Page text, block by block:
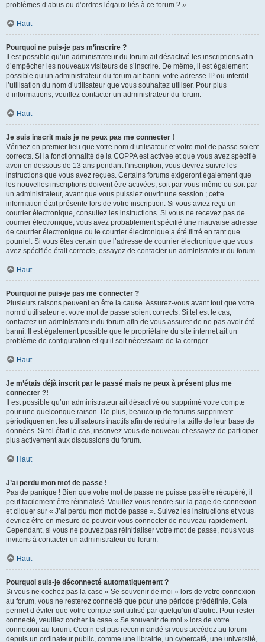
problèmes d’abus ou d’ordres légaux liés à ce forum ? ».
Haut
Pourquoi ne puis-je pas m’inscrire ?
Il est possible qu’un administrateur du forum ait désactivé les inscriptions afin
d’empêcher les nouveaux visiteurs de s’inscrire. De même, il est également
possible qu’un administrateur du forum ait banni votre adresse IP ou interdit
l’utilisation du nom d’utilisateur que vous souhaitez utiliser. Pour plus
d’informations, veuillez contacter un administrateur du forum.
Haut
Je suis inscrit mais je ne peux pas me connecter !
Vérifiez en premier lieu que votre nom d’utilisateur et votre mot de passe soient
corrects. Si la fonctionnalité de la COPPA est activée et que vous avez spécifié
avoir en dessous de 13 ans pendant l’inscription, vous devrez suivre les
instructions que vous avez reçues. Certains forums exigeront également que
les nouvelles inscriptions doivent être activées, soit par vous-même ou soit par
un administrateur, avant que vous puissiez ouvrir une session ; cette
information était présente lors de votre inscription. Si vous aviez reçu un
courrier électronique, consultez les instructions. Si vous ne recevez pas de
courrier électronique, vous avez probablement spécifié une mauvaise adresse
de courrier électronique ou le courrier électronique a été filtré en tant que
pourriel. Si vous êtes certain que l’adresse de courrier électronique que vous
avez spécifiée était correcte, essayez de contacter un administrateur du forum.
Haut
Pourquoi ne puis-je pas me connecter ?
Plusieurs raisons peuvent en être la cause. Assurez-vous avant tout que votre
nom d’utilisateur et votre mot de passe soient corrects. Si tel est le cas,
contactez un administrateur du forum afin de vous assurer de ne pas avoir été
banni. Il est également possible que le propriétaire du site internet ait un
problème de configuration et qu’il soit nécessaire de la corriger.
Haut
Je m’étais déjà inscrit par le passé mais ne peux à présent plus me
connecter ?!
Il est possible qu’un administrateur ait désactivé ou supprimé votre compte
pour une quelconque raison. De plus, beaucoup de forums suppriment
périodiquement les utilisateurs inactifs afin de réduire la taille de leur base de
données. Si tel était le cas, inscrivez-vous de nouveau et essayez de participer
plus activement aux discussions du forum.
Haut
J’ai perdu mon mot de passe !
Pas de panique ! Bien que votre mot de passe ne puisse pas être récupéré, il
peut facilement être réinitialisé. Veuillez vous rendre sur la page de connexion
et cliquer sur « J’ai perdu mon mot de passe ». Suivez les instructions et vous
devriez être en mesure de pouvoir vous connecter de nouveau rapidement.
Cependant, si vous ne pouvez pas réinitialiser votre mot de passe, nous vous
invitons à contacter un administrateur du forum.
Haut
Pourquoi suis-je déconnecté automatiquement ?
Si vous ne cochez pas la case « Se souvenir de moi » lors de votre connexion
au forum, vous ne resterez connecté que pour une période prédéfinie. Cela
permet d’éviter que votre compte soit utilisé par quelqu’un d’autre. Pour rester
connecté, veuillez cocher la case « Se souvenir de moi » lors de votre
connexion au forum. Ceci n’est pas recommandé si vous accédez au forum
depuis un ordinateur public, comme une librairie, un cybercafé, une université,